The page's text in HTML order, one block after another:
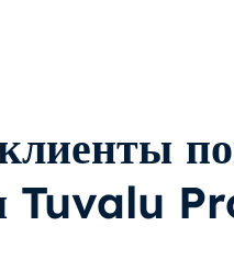
Tuvalu